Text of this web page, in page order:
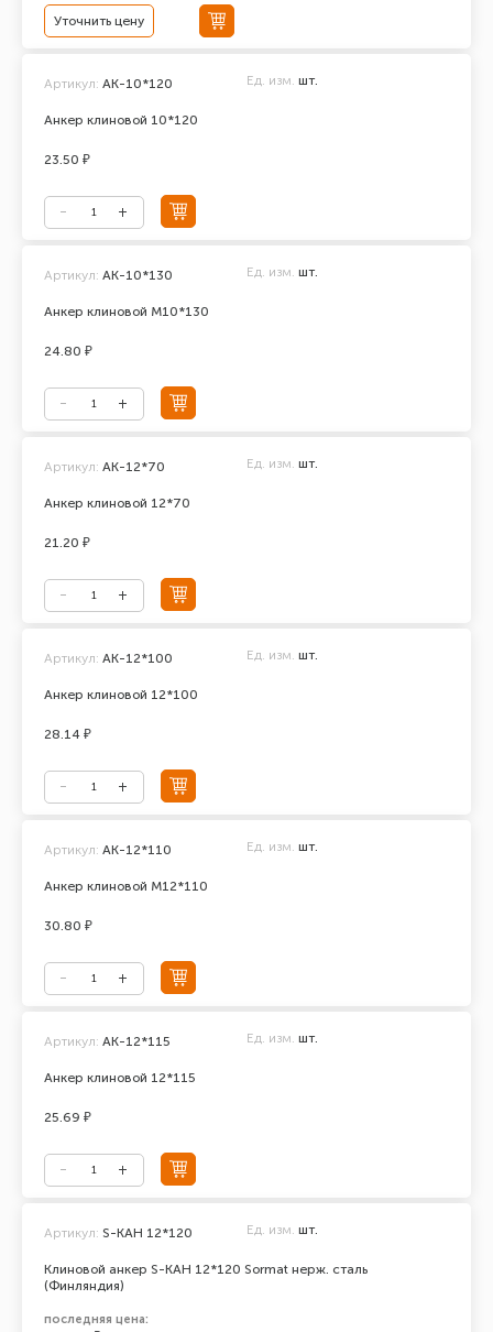
Уточнить цену
Анкер клиновой 10*120
Артикул: АК-10*120 Ед. изм. шт.
23.50 ₽
Анкер клиновой М10*130
Артикул: АК-10*130 Ед. изм. шт.
24.80 ₽
Анкер клиновой 12*70
Артикул: АК-12*70 Ед. изм. шт.
21.20 ₽
Анкер клиновой 12*100
Артикул: АК-12*100 Ед. изм. шт.
28.14 ₽
Анкер клиновой М12*110
Артикул: AK-12*110 Ед. изм. шт.
30.80 ₽
Анкер клиновой 12*115
Артикул: АК-12*115 Ед. изм. шт.
25.69 ₽
Клиновой анкер S-KAH 12*120 Sormat нерж. сталь
(Финляндия)
Артикул: S-KAH 12*120 Ед. изм. шт.
последняя цена: